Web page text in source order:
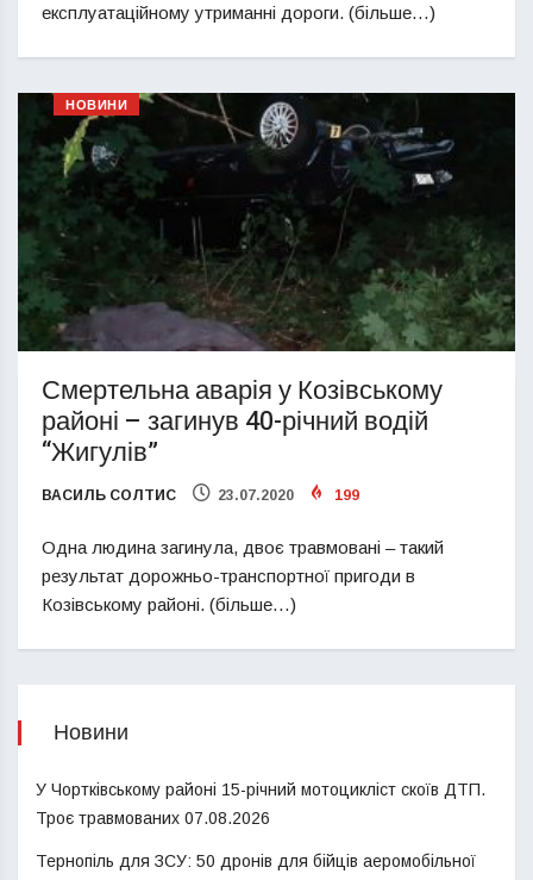
експлуатаційному утриманні дороги. (більше…)
НОВИНИ
Смертельна аварія у Козівському
районі – загинув 40-річний водій
“Жигулів”
ВАСИЛЬ СОЛТИС 23.07.2020 199
Одна людина загинула, двоє травмовані – такий
результат дорожньо-транспортної пригоди в
Козівському районі. (більше…)
Новини
У Чортківському районі 15-річний мотоцикліст скоїв ДТП.
Троє травмованих 07.08.2026
Тернопіль для ЗСУ: 50 дронів для бійців аеромобільної